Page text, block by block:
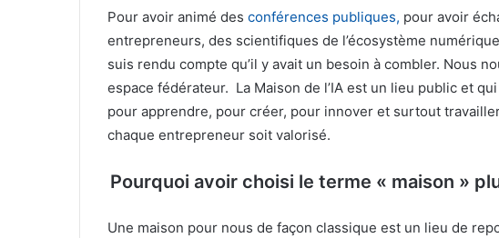
Pour avoir animé des conférences publiques, pour avoir
entrepreneurs, des scientifiques de l’écosystème
suis rendu compte qu’il y avait un besoin à combler. Nous
espace fédérateur. La Maison de l’IA est un lieu public et
pour apprendre, pour créer, pour innover et surtout
chaque entrepreneur soit valorisé.
Pourquoi avoir choisi le terme « maison »
Une maison pour nous de façon classique est un lieu de